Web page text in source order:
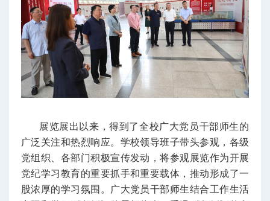
展览展出以来，得到了全校广大党员干部师生的
广泛关注和热烈响应。学校领导班子带头参观，各级
党组织、各部门积极宣传发动，将参观展览作为开展
党纪学习教育的重要抓手和重要载体，推动形成了一
股浓厚的学习氛围。广大党员干部师生结合工作生活